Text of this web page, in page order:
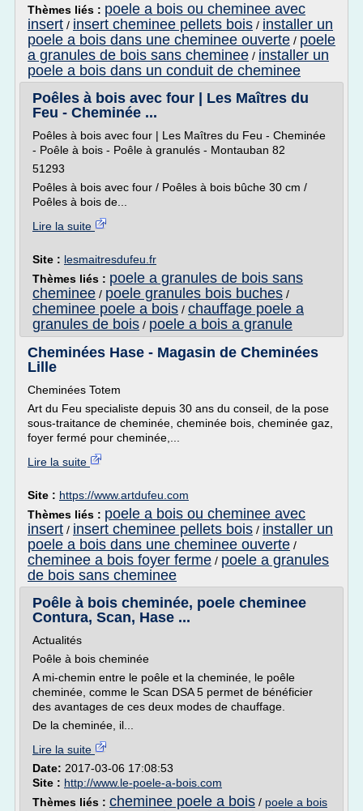
Thèmes liés : poele a bois ou cheminee avec
insert / insert cheminee pellets bois / installer un
poele a bois dans une cheminee ouverte / poele
a granules de bois sans cheminee / installer un
poele a bois dans un conduit de cheminee
Poêles à bois avec four | Les Maîtres du
Feu - Cheminée ...
Poêles à bois avec four | Les Maîtres du Feu - Cheminée
- Poêle à bois - Poêle à granulés - Montauban 82
51293
Poêles à bois avec four / Poêles à bois bûche 30 cm /
Poêles à bois de...
Lire la suite
Site : lesmaitresdufeu.fr
Thèmes liés : poele a granules de bois sans
cheminee / poele granules bois buches /
cheminee poele a bois / chauffage poele a
granules de bois / poele a bois a granule
Cheminées Hase - Magasin de Cheminées
Lille
Cheminées Totem
Art du Feu specialiste depuis 30 ans du conseil, de la pose
sous-traitance de cheminée, cheminée bois, cheminée gaz,
foyer fermé pour cheminée,...
Lire la suite
Site : https://www.artdufeu.com
Thèmes liés : poele a bois ou cheminee avec
insert / insert cheminee pellets bois / installer un
poele a bois dans une cheminee ouverte /
cheminee a bois foyer ferme / poele a granules
de bois sans cheminee
Poêle à bois cheminée, poele cheminee
Contura, Scan, Hase ...
Actualités
Poêle à bois cheminée
A mi-chemin entre le poêle et la cheminée, le poêle
cheminée, comme le Scan DSA 5 permet de bénéficier
des avantages de ces deux modes de chauffage.
De la cheminée, il...
Lire la suite
Date: 2017-03-06 17:08:53
Site : http://www.le-poele-a-bois.com
Thèmes liés : cheminee poele a bois / poele a bois